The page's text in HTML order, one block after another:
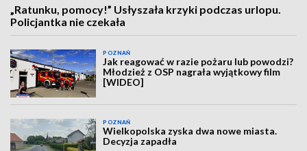
„Ratunku, pomocy!” Usłyszała krzyki podczas urlopu.
Policjantka nie czekała
POZNAŃ
Jak reagować w razie pożaru lub powodzi?
Młodzież z OSP nagrała wyjątkowy film
[WIDEO]
POZNAŃ
Wielkopolska zyska dwa nowe miasta.
Decyzja zapadła